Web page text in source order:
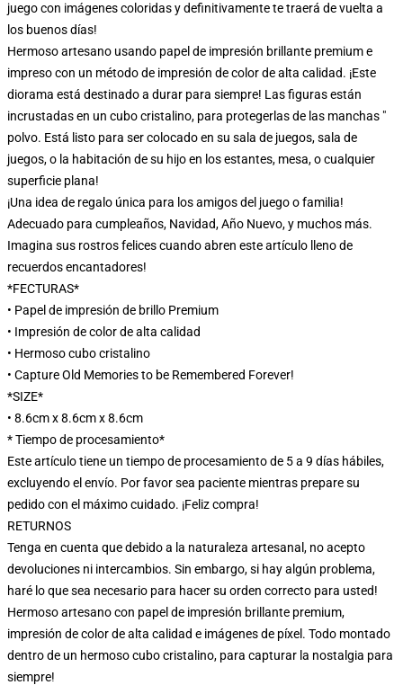
juego con imágenes coloridas y definitivamente te traerá de vuelta a
los buenos días!
Hermoso artesano usando papel de impresión brillante premium e
impreso con un método de impresión de color de alta calidad. ¡Este
diorama está destinado a durar para siempre! Las figuras están
incrustadas en un cubo cristalino, para protegerlas de las manchas "
polvo. Está listo para ser colocado en su sala de juegos, sala de
juegos, o la habitación de su hijo en los estantes, mesa, o cualquier
superficie plana!
¡Una idea de regalo única para los amigos del juego o familia!
Adecuado para cumpleaños, Navidad, Año Nuevo, y muchos más.
Imagina sus rostros felices cuando abren este artículo lleno de
recuerdos encantadores!
*FECTURAS*
• Papel de impresión de brillo Premium
• Impresión de color de alta calidad
• Hermoso cubo cristalino
• Capture Old Memories to be Remembered Forever!
*SIZE*
• 8.6cm x 8.6cm x 8.6cm
* Tiempo de procesamiento*
Este artículo tiene un tiempo de procesamiento de 5 a 9 días hábiles,
excluyendo el envío. Por favor sea paciente mientras prepare su
pedido con el máximo cuidado. ¡Feliz compra!
RETURNOS
Tenga en cuenta que debido a la naturaleza artesanal, no acepto
devoluciones ni intercambios. Sin embargo, si hay algún problema,
haré lo que sea necesario para hacer su orden correcto para usted!
Hermoso artesano con papel de impresión brillante premium,
impresión de color de alta calidad e imágenes de píxel. Todo montado
dentro de un hermoso cubo cristalino, para capturar la nostalgia para
siempre!